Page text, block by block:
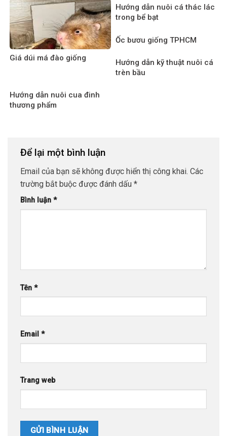
Giá dúi má đào giống
Hướng dẫn nuôi cá thác lác
trong bể bạt
Ốc bươu giống TPHCM
Hướng dẫn kỹ thuật nuôi cá
trèn bầu
Hướng dẫn nuôi cua đinh
thương phẩm
Để lại một bình luận
Email của bạn sẽ không được hiển thị công khai. Các
trường bắt buộc được đánh dấu *
Bình luận *
Tên *
Email *
Trang web